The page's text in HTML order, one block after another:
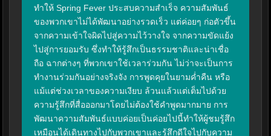
ทำให้ Spring Fever ประสบความสำเร็จ ความสัมพันธ์
ของพวกเขาไม่ได้พัฒนาอย่างรวดเร็ว แต่ค่อยๆ ก่อตัวขึ้น
จากความเข้าใจผิดไปสู่ความไว้วางใจ จากความขัดแย้ง
ไปสู่การยอมรับ ซึ่งทำให้รู้สึกเป็นธรรมชาติและน่าเชื่อ
ถือ ฉากต่างๆ ที่พวกเขาใช้เวลาร่วมกัน ไม่ว่าจะเป็นการ
ทำงานร่วมกันอย่างจริงจัง การพูดคุยในยามค่ำคืน หรือ
แม้แต่ช่วงเวลาของความเงียบ ล้วนแล้วแต่เต็มไปด้วย
ความรู้สึกที่สื่อออกมาโดยไม่ต้องใช้คำพูดมากมาย การ
พัฒนาความสัมพันธ์แบบค่อยเป็นค่อยไปนี้ทำให้ผู้ชมรู้สึก
เหมือนได้เดินทางไปกับพวกเขาและรู้สึกดีใจไปกับความ